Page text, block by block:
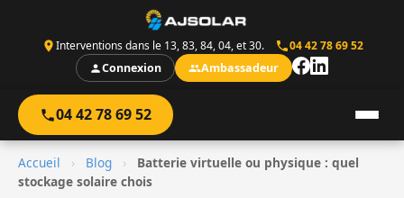
Interventions dans le 13, 83, 84, 04, et 30.
04 42 78 69 52
Connexion
Ambassadeur
04 42 78 69 52
Accueil › Blog ›
Batterie virtuelle ou physique : quel
stockage solaire chois